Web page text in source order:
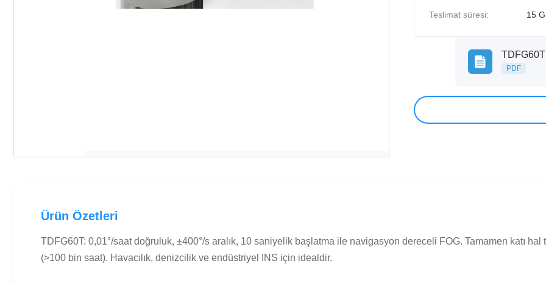
Teslimat süresi: 15
PDF
Ürün Özetleri
TDFG60T: 0,01°/saat doğruluk, ±400°/s aralık, 10 saniyelik başlatma ile navigasyon dereceli FOG. Tamamen katı hal
(>100 bin saat). Havacılık, denizcilik ve endüstriyel INS için idealdir.